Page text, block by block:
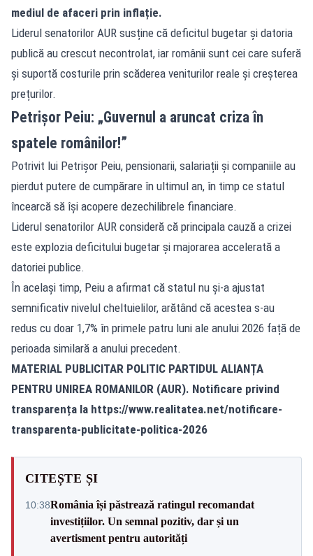
mediul de afaceri prin inflație.
Liderul senatorilor AUR susține că deficitul bugetar și datoria
publică au crescut necontrolat, iar românii sunt cei care suferă
și suportă costurile prin scăderea veniturilor reale și creșterea
prețurilor.
Petrișor Peiu: „Guvernul a aruncat criza în
spatele românilor!”
Potrivit lui Petrișor Peiu, pensionarii, salariații și companiile au
pierdut putere de cumpărare în ultimul an, în timp ce statul
încearcă să își acopere dezechilibrele financiare.
Liderul senatorilor AUR consideră că principala cauză a crizei
este explozia deficitului bugetar și majorarea accelerată a
datoriei publice.
În același timp, Peiu a afirmat că statul nu și-a ajustat
semnificativ nivelul cheltuielilor, arătând că acestea s-au
redus cu doar 1,7% în primele patru luni ale anului 2026 față de
perioada similară a anului precedent.
MATERIAL PUBLICITAR POLITIC PARTIDUL ALIANȚA
PENTRU UNIREA ROMANILOR (AUR). Notificare privind
transparența la https://www.realitatea.net/notificare-
transparenta-publicitate-politica-2026
CITEȘTE ȘI
10:38România își păstrează ratingul recomandat
investițiilor. Un semnal pozitiv, dar și un
avertisment pentru autorități